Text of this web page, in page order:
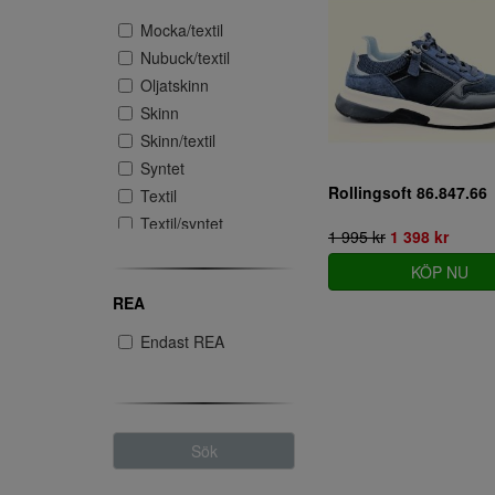
6
6.5
7
7.5
8
8.5
9
9.5
Vit
Mocka/textil
Nubuck/textil
Oljatskinn
Skinn
Skinn/textil
Syntet
Textil
Textil/syntet
REA
Endast REA
Sök
Rollingsoft 86.847.66
1 995 kr 1 398 kr
KÖP NU